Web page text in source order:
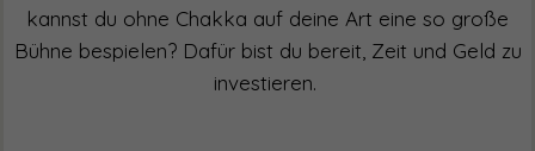
kannst du ohne Chakka auf deine Art eine so große
Bühne bespielen? Dafür bist du bereit, Zeit und Geld zu
investieren.